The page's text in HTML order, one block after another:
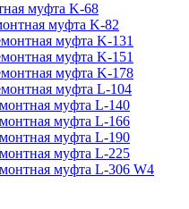
муфта K-68
муфта K-82
муфта K-131
муфта K-151
муфта K-178
муфта L-104
муфта L-140
муфта L-166
муфта L-190
муфта L-225
муфта L-306 W4